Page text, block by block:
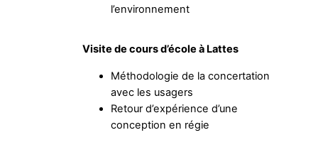
l’environnement
Visite de cours d’école à Lattes
Méthodologie de la concertation
avec les usagers
Retour d’expérience d’une
conception en régie